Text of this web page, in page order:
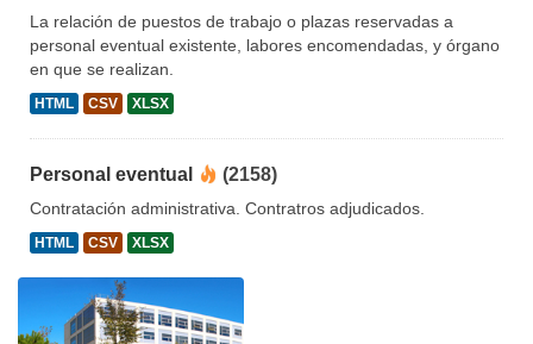
La relación de puestos de trabajo o plazas reservadas a
personal eventual existente, labores encomendadas, y órgano
en que se realizan.
HTML CSV XLSX
Personal eventual (2158)
Contratación administrativa. Contratros adjudicados.
HTML CSV XLSX